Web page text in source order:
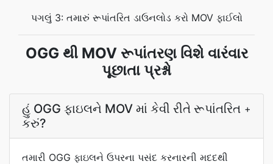
પગલું 3: તમારું રૂપાંતરિત ડાઉનલોડ કરો MOV ફાઈલો
OGG થી MOV રૂપાંતરણ વિશે વારંવાર
પૂછાતા પ્રશ્નો
હું OGG ફાઇલને MOV માં કેવી રીતે રૂપાંતરિત
કરું?
+
તમારી OGG ફાઇલને ઉપરના પસંદ કરનારની મદદથી